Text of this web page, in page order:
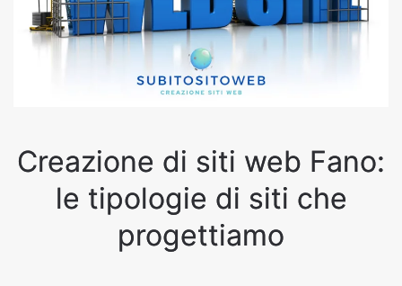
Creazione di siti web Fano:
le tipologie di siti che
progettiamo